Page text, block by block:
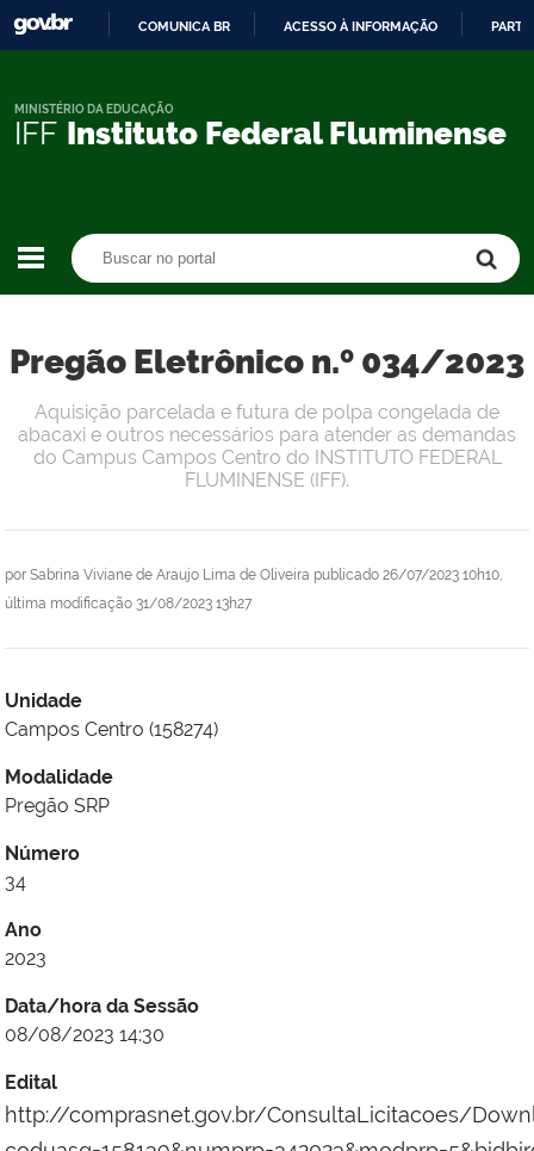
CONTEÚDO
COMUNICA BR ACESSO À INFORMAÇÃO
IFF Instituto Federal Fluminense
MINISTÉRIO DA EDUCAÇÃO
Pregão Eletrônico n.º 034/2023
por Sabrina Viviane de Araujo Lima de Oliveira publicado 26/07/2023 10h10,
última modificação 31/08/2023 13h27
Aquisição parcelada e futura de polpa congelada de
abacaxi e outros necessários para atender as demandas
do Campus Campos Centro do INSTITUTO FEDERAL
FLUMINENSE (IFF).
Unidade
Campos Centro (158274)
Modalidade
Pregão SRP
Número
34
Ano
2023
Data/hora da Sessão
08/08/2023 14:30
Edital
http://comprasnet.gov.br/ConsultaLicitacoes/